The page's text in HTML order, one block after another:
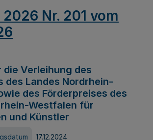
2026 Nr. 201 vom
Verleihung des
des Landes Nordrhein-
des Förderpreises des
Westfalen für
und Künstler
17.12.2024